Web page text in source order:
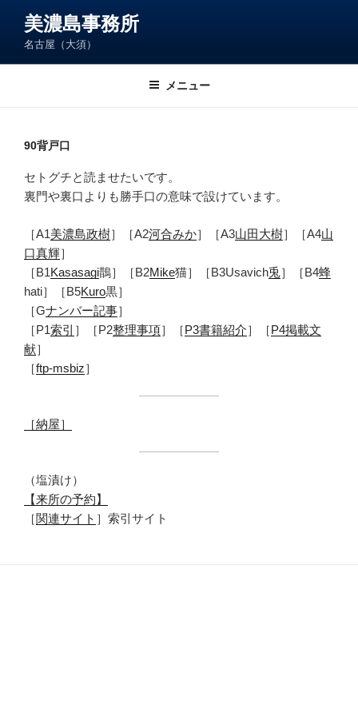
ン
美濃島事務所
名古屋（大須）
メニュー
90背戸口
セトグチと読ませたいです。
裏門や裏口よりも勝手口の意味で設けています。
［A1美濃島政樹］［A2河合みか］［A3山田大樹］［A4山
口真輝］
［B1Kasasagi鵲］［B2Mike猫］［B3Usavich兎］［B4蜂
hati］［B5Kuro黒］
［Gナンバー記事］
［P1索引 ］［P2整理事項］［P3書籍紹介］［P4掲載文
献］
［ftp-msbiz］
［納屋］
（塩漬け）
【来所の予約】
［関連サイト ］索引サイト